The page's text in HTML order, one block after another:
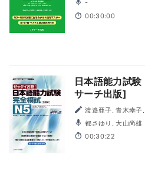
-
00:30:00
日本語能力試
サーチ出版]
渡邉亜子, 青木幸子
都さゆり, 大山尚雄
00:30:22